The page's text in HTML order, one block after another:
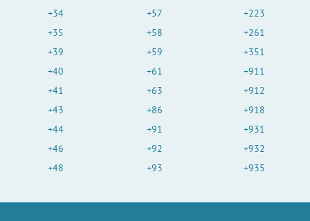
+34
+35
+39
+40
+41
+43
+44
+46
+48
+57
+58
+59
+61
+63
+86
+91
+92
+93
+223
+261
+351
+911
+912
+918
+931
+932
+935